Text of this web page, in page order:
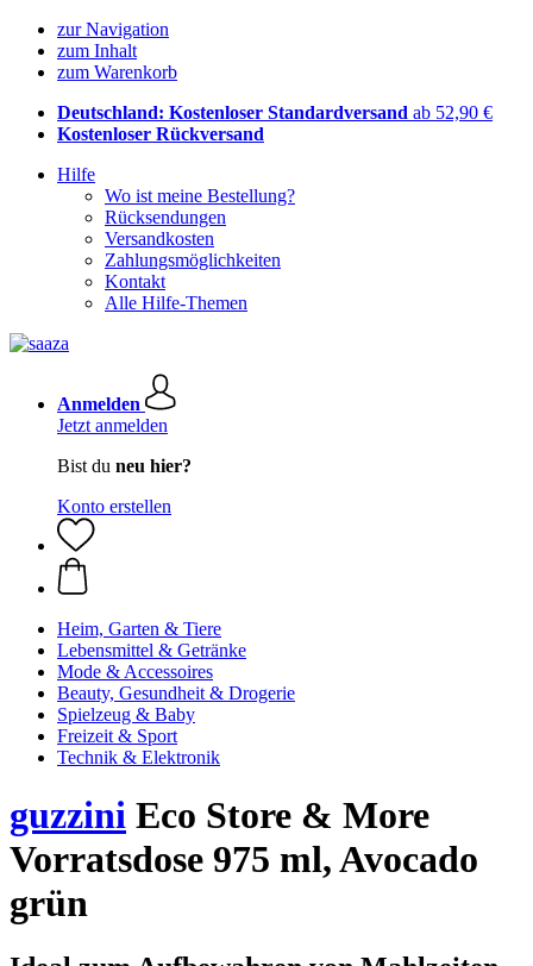
zur Navigation
zum Inhalt
zum Warenkorb
Deutschland: Kostenloser Standardversand ab 52,90 €
Kostenloser Rückversand
Hilfe
Wo ist meine Bestellung?
Rücksendungen
Versandkosten
Zahlungsmöglichkeiten
Kontakt
Alle Hilfe-Themen
Anmelden
Jetzt anmelden
Bist du neu hier?
Konto erstellen
Heim, Garten & Tiere
Lebensmittel & Getränke
Mode & Accessoires
Beauty, Gesundheit & Drogerie
Spielzeug & Baby
Freizeit & Sport
Technik & Elektronik
guzzini Eco Store & More
Vorratsdose 975 ml, Avocado
grün